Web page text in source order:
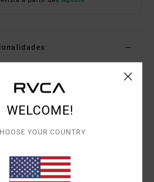
Código de Cor
algodão, 25% algodão reciclado [350
impressa com detalhes
WELCOME!
YOUR COUNTRY